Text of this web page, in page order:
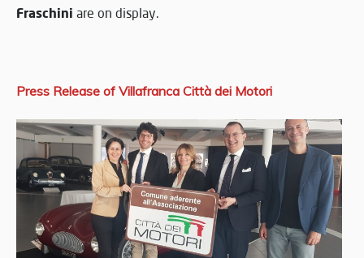
Fraschini are on display.
Press Release of Villafranca Città dei Motori